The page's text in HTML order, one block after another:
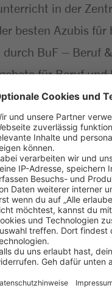
in der
besten Azubis für
BuF – Beruf
für Beruf
du das
gefüllt sind
du mit allen
und dem Verkauf
deine